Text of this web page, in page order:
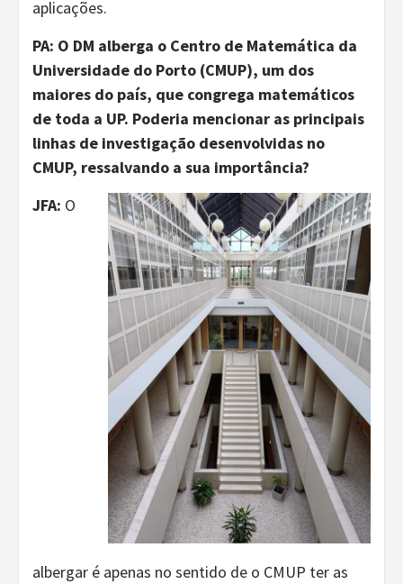
aplicações.
PA: O DM alberga o Centro de Matemática da
Universidade do Porto (CMUP), um dos
maiores do país, que congrega matemáticos
de toda a UP. Poderia mencionar as principais
linhas de investigação desenvolvidas no
CMUP, ressalvando a sua importância?
JFA: O
albergar é apenas no sentido de o CMUP ter as